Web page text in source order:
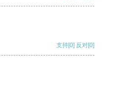
支持[0] 反对[0]